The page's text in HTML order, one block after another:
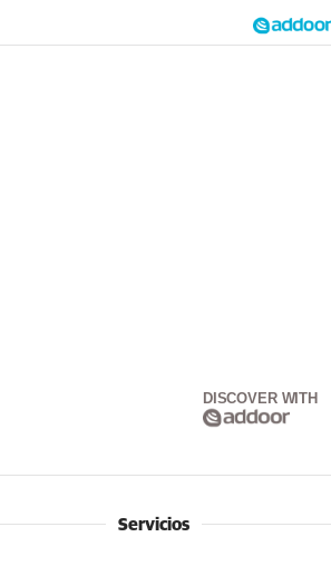
DISCOVER WITH
Servicios